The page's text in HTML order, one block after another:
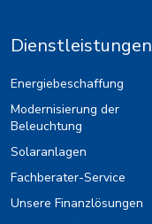
Dienstleistungen
Energiebeschaffung
Modernisierung der
Beleuchtung
Solaranlagen
Fachberater-Service
Unsere Finanzlösungen